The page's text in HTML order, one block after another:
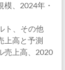
、2024年・
ト、その他
上高と予測
上高、2020